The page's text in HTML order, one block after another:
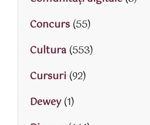
Concurs(55)
Cultura(553)
Cursuri (92)
Dewey(1)